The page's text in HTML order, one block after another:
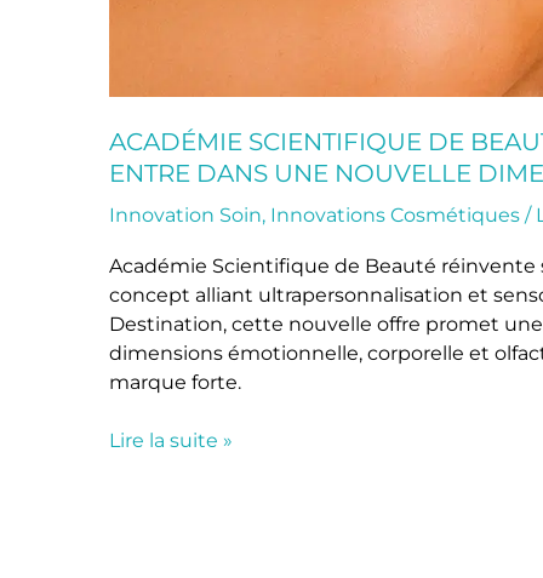
ACADÉMIE SCIENTIFIQUE DE
ENTRE DANS UNE NOUVELLE
Innovation Soin, Innovations Cosmétiques /
Académie Scientifique de Beauté réinvente
concept alliant ultrapersonnalisation et
Destination, cette nouvelle offre promet
dimensions émotionnelle, corporelle et
marque forte.
Lire la suite »